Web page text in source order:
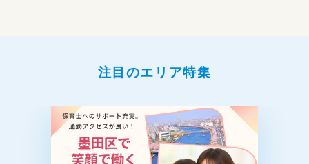
注目のエリア特集